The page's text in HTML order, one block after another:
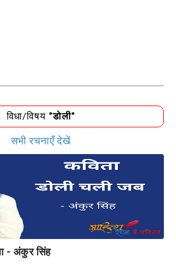
विधा/विषय "डोली"
सभी रचनाएँ देखें
- अंकुर सिंह